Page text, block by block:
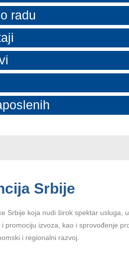
radu
Srbije
Srbije koja nudi širok spektar usluga,
promociju izvoza, kao i sprovođenje
i regionalni razvoj.